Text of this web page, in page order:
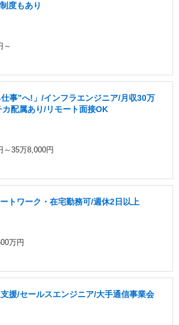
度もあり
～
仕事”へ!」/インフラエンジニア/月収30万
配属あり/リモート面接OK
～35万8,000円
トワーク・在宅勤務可/週休2日以上
万円
援/セールスエンジニア/大手通信事業会